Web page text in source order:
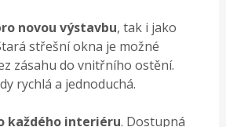
novou výstavbu, tak i jako
střešní okna je možné
zásahu do vnitřního ostění.
rychlá a jednoduchá.
každého interiéru. Dostupná